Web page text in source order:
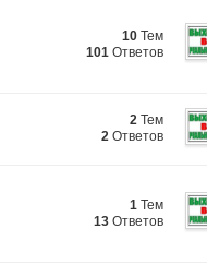
10 Тем
101 Ответов
2 Тем
2 Ответов
1 Тем
13 Ответов